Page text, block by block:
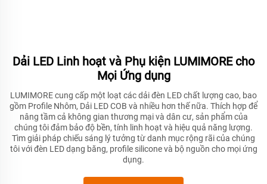
Dải LED Linh hoạt và Phụ kiện LUMIMORE cho
Mọi Ứng dụng
LUMIMORE cung cấp một loạt các dải đèn LED chất lượng cao, bao
gồm Profile Nhôm, Dải LED COB và nhiều hơn thế nữa. Thích hợp để
nâng tầm cả không gian thương mại và dân cư, sản phẩm của
chúng tôi đảm bảo độ bền, tính linh hoạt và hiệu quả năng lượng.
Tìm giải pháp chiếu sáng lý tưởng từ danh mục rộng rãi của chúng
tôi với đèn LED dạng băng, profile silicone và bộ nguồn cho mọi ứng
dụng.